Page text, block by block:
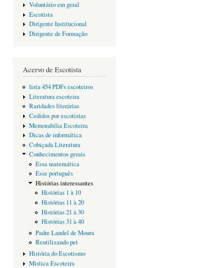
Voluntário em geral
Escotista
Dirigente Institucional
Dirigente de Formação
Acervo de Escotista
lista 454 PDFs escoteiros
Literatura escoteira
Raridades literárias
Cedidos por escotistas
Memorabilia Escoteira
Dicas de informática
Cobiçada Literatura
Conhecimentos gerais
Essa matemática
Esse português
Histórias interessantes
Histórias 1 à 10
Histórias 11 à 20
Histórias 21 à 30
Histórias 31 à 40
Padre Landel de Moura
Reutilizando pet
História do Escotismo
Mística Escoteira